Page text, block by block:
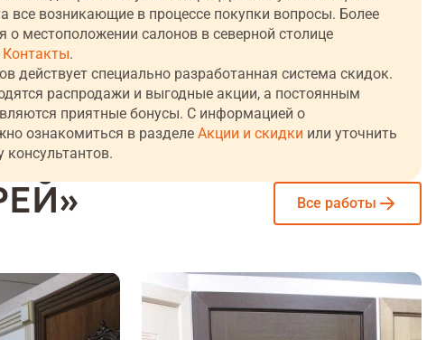
все возникающие в процессе покупки вопросы. Более
местоположении салонов в северной столице
Контакты.
действует специально разработанная система скидок.
распродажи и выгодные акции, а постоянным
приятные бонусы. С информацией о
ознакомиться в разделе Акции и скидки или уточнить
консультантов.
Все работы